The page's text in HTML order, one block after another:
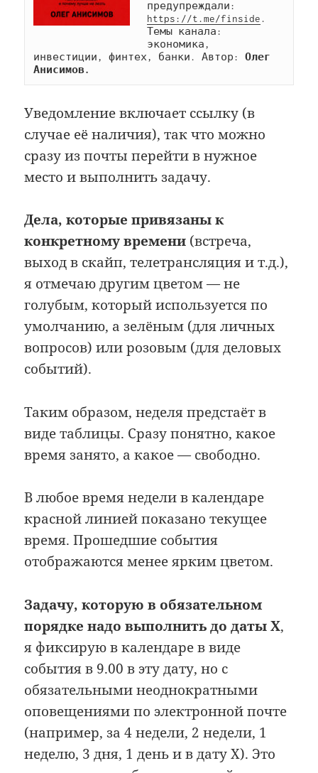
https://t.me/finside .
Темы канала:
экономика,
инвестиции, финтех, банки. Автор: Олег
Анисимов.
Уведомление включает ссылку (в
случае её наличия), так что можно
сразу из почты перейти в нужное
место и выполнить задачу.
Дела, которые привязаны к
конкретному времени (встреча,
выход в скайп, телетрансляция и т.д.),
я отмечаю другим цветом — не
голубым, который используется по
умолчанию, а зелёным (для личных
вопросов) или розовым (для деловых
событий).
Таким образом, неделя предстаёт в
виде таблицы. Сразу понятно, какое
время занято, а какое — свободно.
В любое время недели в календаре
красной линией показано текущее
время. Прошедшие события
отображаются менее ярким цветом.
Задачу, которую в обязательном
порядке надо выполнить до датыX,
я фиксирую в календаре в виде
события в 9.00 в эту дату, но с
обязательными неоднократными
оповещениями по электронной почте
(например, за 4 недели, 2 недели, 1
неделю, 3 дня, 1 день и в дату X). Это